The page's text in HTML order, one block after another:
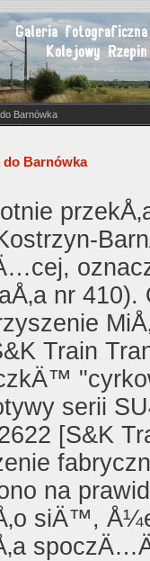
Barnówka
Barnówka
nr
Train
serii
[S&K
na
siÄ™,